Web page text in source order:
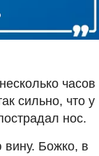
часов
сильно, что у
нос.
Божко, в